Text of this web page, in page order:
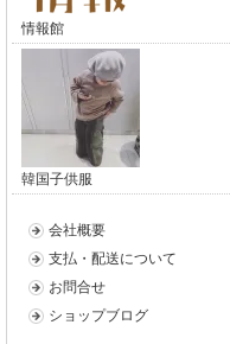
情報館
韓国子供服
会社概要
支払・配送について
お問合せ
ショップブログ